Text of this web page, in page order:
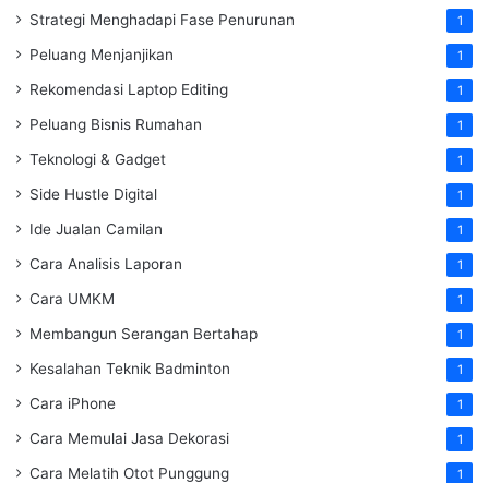
Strategi Menghadapi Fase Penurunan 1
Peluang Menjanjikan 1
Rekomendasi Laptop Editing 1
Peluang Bisnis Rumahan 1
Teknologi & Gadget 1
Side Hustle Digital 1
Ide Jualan Camilan 1
Cara Analisis Laporan 1
Cara UMKM 1
Membangun Serangan Bertahap 1
Kesalahan Teknik Badminton 1
Cara iPhone 1
Cara Memulai Jasa Dekorasi 1
Cara Melatih Otot Punggung 1